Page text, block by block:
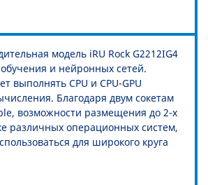
модель iRU Rock G2212IG4
и нейронных сетей.
выполнять CPU и CPU-GPU
Благодаря двум сокетам
возможности размещения до 2-х
различных операционных систем,
для широкого круга